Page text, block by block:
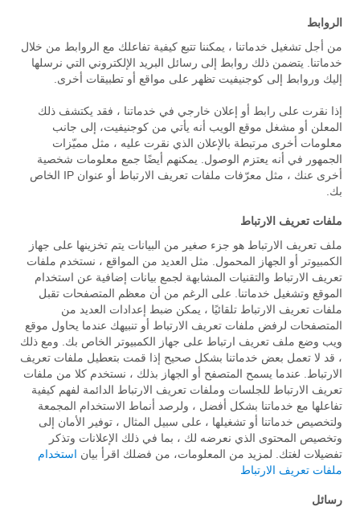
الروابط
من أجل تشغيل خدماتنا ، يمكننا تتبع كيفية تفاعلك مع الروابط من خلال
خدماتنا. يتضمن ذلك روابط إلى رسائل البريد الإلكتروني التي نرسلها
إليك وروابط إلى كوجنيفيت تظهر على مواقع أو تطبيقات أخرى.
إذا نقرت على رابط أو إعلان خارجي في خدماتنا ، فقد يكتشف ذلك
المعلن أو مشغل موقع الويب أنه يأتي من كوجنيفيت، إلى جانب
معلومات أخرى مرتبطة بالإعلان الذي نقرت عليه ، مثل مميّزات
الجمهور في أنه يعتزم الوصول. يمكنهم أيضًا جمع معلومات شخصية
أخرى عنك ، مثل معرّفات ملفات تعريف الارتباط أو عنوان IP الخاص
بك.
ملفات تعريف الارتباط
ملف تعريف الارتباط هو جزء صغير من البيانات يتم تخزينها على جهاز
الكمبيوتر أو الجهاز المحمول. مثل العديد من المواقع ، نستخدم ملفات
تعريف الارتباط والتقنيات المشابهة لجمع بيانات إضافية عن استخدام
الموقع وتشغيل خدماتنا. على الرغم من أن معظم المتصفحات تقبل
ملفات تعريف الارتباط تلقائيًا ، يمكن ضبط إعدادات العديد من
المتصفحات لرفض ملفات تعريف الارتباط أو تنبيهك عندما يحاول موقع
ويب وضع ملف تعريف ارتباط على جهاز الكمبيوتر الخاص بك. ومع ذلك
، قد لا تعمل بعض خدماتنا بشكل صحيح إذا قمت بتعطيل ملفات تعريف
الارتباط. عندما يسمح المتصفح أو الجهاز بذلك ، نستخدم كلا من ملفات
تعريف الارتباط للجلسات وملفات تعريف الارتباط الدائمة لفهم كيفية
تفاعلها مع خدماتنا بشكل أفضل ، ولرصد أنماط الاستخدام المجمعة
ولتخصيص خدماتنا أو تشغيلها ، على سبيل المثال ، توفير الأمان إلى
وتخصيص المحتوى الذي نعرضه لك ، بما في ذلك الإعلانات وتذكر
تفضيلات لغتك. لمزيد من المعلومات، من فضلك اقرأ بيان استخدام
ملفات تعريف الارتباط
رسائل